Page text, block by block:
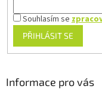
Souhlasím se
PŘIHLÁSIT SE
Informace pro vás